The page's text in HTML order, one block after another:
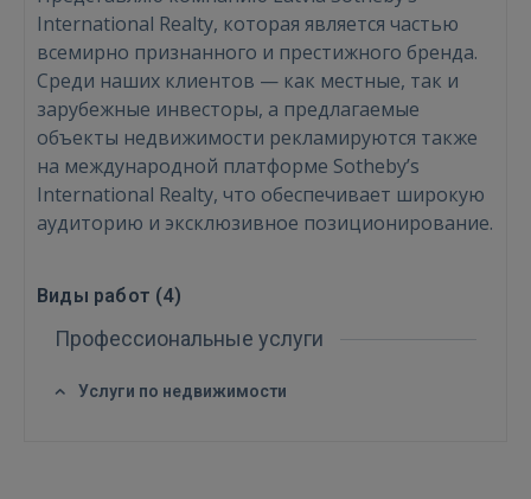
Войти
ВОЙТИ
FACEBOOK
International Realty, которая является частью
всемирно признанного и престижного бренда.
Среди наших клиентов — как местные, так и
зарубежные инвесторы, а предлагаемые
объекты недвижимости рекламируются также
на международной платформе Sotheby’s
International Realty, что обеспечивает широкую
аудиторию и эксклюзивное позиционирование.
Виды работ (4)
Профессиональные услуги
Услуги по недвижимости